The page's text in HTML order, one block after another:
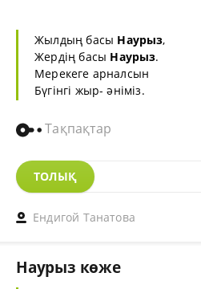
Жылдың басы Наурыз,
Жердің басы Наурыз.
Мерекеге арналсын
Бүгінгі жыр- әніміз.
Тақпақтар
ТОЛЫҚ
Ендигой Танатова
Наурыз көже